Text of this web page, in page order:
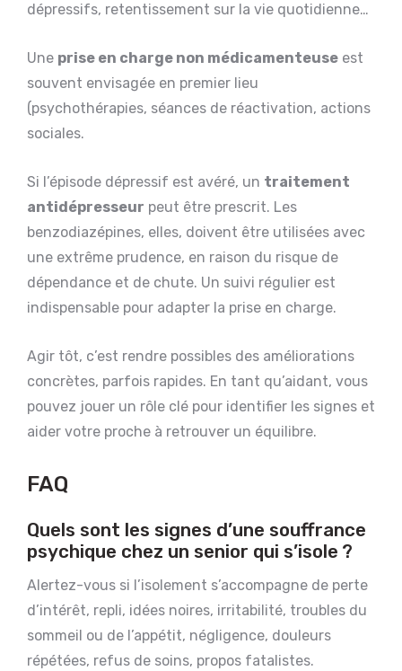
dépressifs, retentissement sur la vie quotidienne…
Une prise en charge non médicamenteuse est
souvent envisagée en premier lieu
(psychothérapies, séances de réactivation, actions
sociales.
Si l’épisode dépressif est avéré, un traitement
antidépresseur peut être prescrit. Les
benzodiazépines, elles, doivent être utilisées avec
une extrême prudence, en raison du risque de
dépendance et de chute. Un suivi régulier est
indispensable pour adapter la prise en charge.
Agir tôt, c’est rendre possibles des améliorations
concrètes, parfois rapides. En tant qu’aidant, vous
pouvez jouer un rôle clé pour identifier les signes et
aider votre proche à retrouver un équilibre.
FAQ
Quels sont les signes d’une souffrance
psychique chez un senior qui s’isole ?
Alertez-vous si l’isolement s’accompagne de perte
d’intérêt, repli, idées noires, irritabilité, troubles du
sommeil ou de l’appétit, négligence, douleurs
répétées, refus de soins, propos fatalistes.